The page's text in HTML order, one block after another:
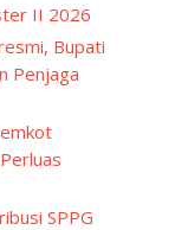
II 2026
Bupati
Penjaga
SPPG